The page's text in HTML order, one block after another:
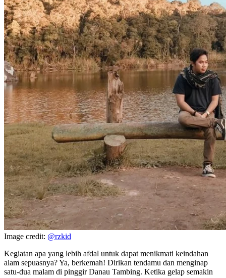
Image credit: @rzkid
Kegiatan apa yang lebih afdal untuk dapat menikmati keindahan
alam sepuasnya? Ya, berkemah! Dirikan tendamu dan menginap
satu-dua malam di pinggir Danau Tambing. Ketika gelap semakin